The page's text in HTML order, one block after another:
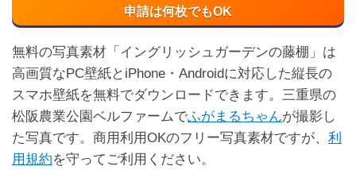
申請は何枚でもOK
無料の写真素材「イングリッシュガーデンの藤棚」は
高画質なPC壁紙とiPhone・Androidに対応した縦長の
スマホ壁紙を無料でダウンロードできます。三重県の
松阪農業公園ベルファームでふがまるちゃんが撮影し
た写真です。商用利用OKのフリー写真素材ですが、 利
用規約を守ってご利用ください。